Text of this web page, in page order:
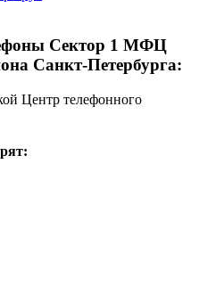
Сектор 1 МФЦ
Санкт-Петербурга:
Центр телефонного